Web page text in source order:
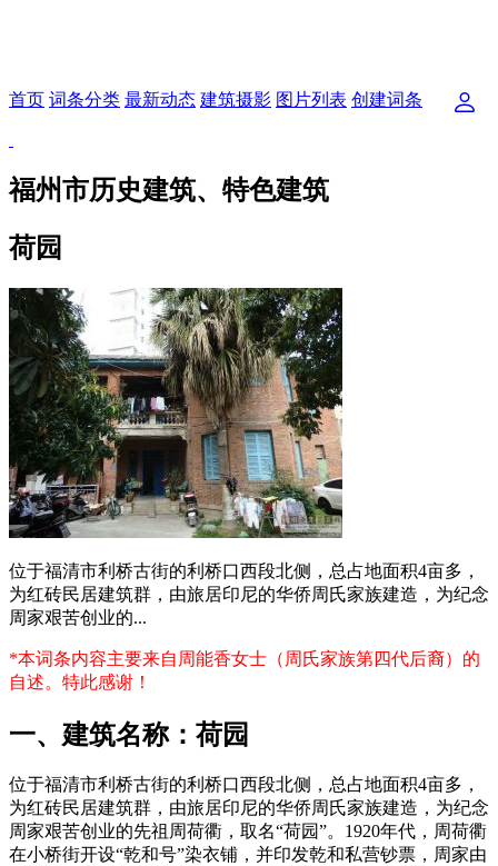
首页 词条分类 最新动态 建筑摄影 图片列表 创建词条
福州市历史建筑、特色建筑
荷园
位于福清市利桥古街的利桥口西段北侧，总占地面积4亩多，
为红砖民居建筑群，由旅居印尼的华侨周氏家族建造，为纪念
周家艰苦创业的...
*本词条内容主要来自周能香女士（周氏家族第四代后裔）的
自述。特此感谢！
一、建筑名称：荷园
位于福清市利桥古街的利桥口西段北侧，总占地面积4亩多，
为红砖民居建筑群，由旅居印尼的华侨周氏家族建造，为纪念
周家艰苦创业的先祖周荷衢，取名“荷园”。1920年代，周荷衢
在小桥街开设“乾和号”染衣铺，并印发乾和私营钞票，周家由